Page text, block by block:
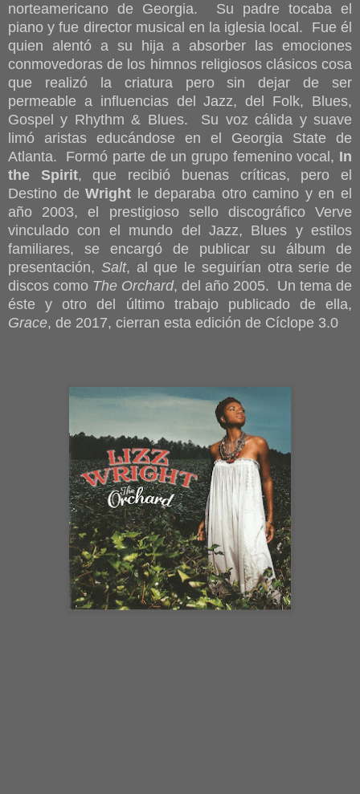
norteamericano de Georgia. Su padre tocaba el
piano y fue director musical en la iglesia local. Fue él
quien alentó a su hija a absorber las emociones
conmovedoras de los himnos religiosos clásicos cosa
que realizó la criatura pero sin dejar de ser
permeable a influencias del Jazz, del Folk, Blues,
Gospel y Rhythm & Blues. Su voz cálida y suave
limó aristas educándose en el Georgia State de
Atlanta. Formó parte de un grupo femenino vocal, In
the Spirit, que recibió buenas críticas, pero el
Destino deWright le deparaba otro camino y en el
año 2003, el prestigioso sello discográfico Verve
vinculado con el mundo del Jazz, Blues y estilos
familiares, se encargó de publicar su álbum de
presentación, Salt, al que le seguirían otra serie de
discos como The Orchard, del año 2005. Un tema de
éste y otro del último trabajo publicado de ella,
Grace, de 2017, cierran esta edición de Cíclope 3.0